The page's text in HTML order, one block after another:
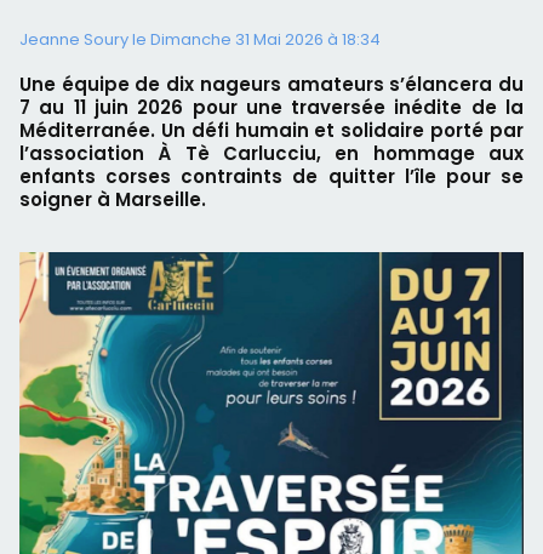
Jeanne Soury le Dimanche 31 Mai 2026 à 18:34
Une équipe de dix nageurs amateurs s’élancera du
7 au 11 juin 2026 pour une traversée inédite de la
Méditerranée. Un défi humain et solidaire porté par
l’association À Tè Carlucciu, en hommage aux
enfants corses contraints de quitter l’île pour se
soigner à Marseille.